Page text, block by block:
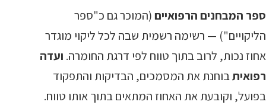
ספר המבחנים הרפואיים(המוכר גם כ"ספר
הליקויים") — רשימה רשמית שבה לכל ליקוי מוגדר
אחוז נכות, לרוב בתוך טווח לפי דרגת החומרה. ועדה
רפואיתבוחנת את המסמכים, הבדיקות והתפקוד
בפועל, וקובעת את האחוז המתאים בתוך אותו טווח.